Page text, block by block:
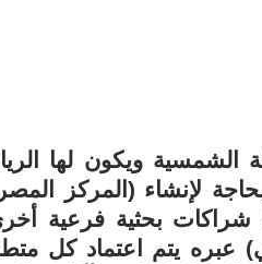
الشمسية ويكون لها
لإنشاء (المركز
بحثية فرعية
عبره يتم اعتماد كل